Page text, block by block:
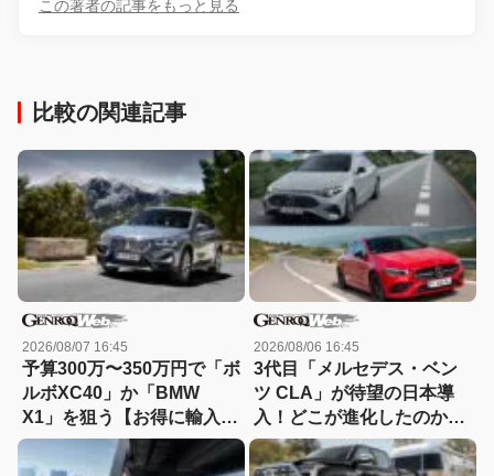
この著者の記事をもっと見る
比較の関連記事
2026/08/07 16:45
予算300万〜350万円で「ボ
ルボXC40」か「BMW
X1」を狙う【お得に輸入中
古車を選ぶなら：11】
2026/08/06 16:45
3代目「メルセデス・ベン
ツ CLA」が待望の日本導
入！どこが進化したのか先
代とエンジン車同士で比較